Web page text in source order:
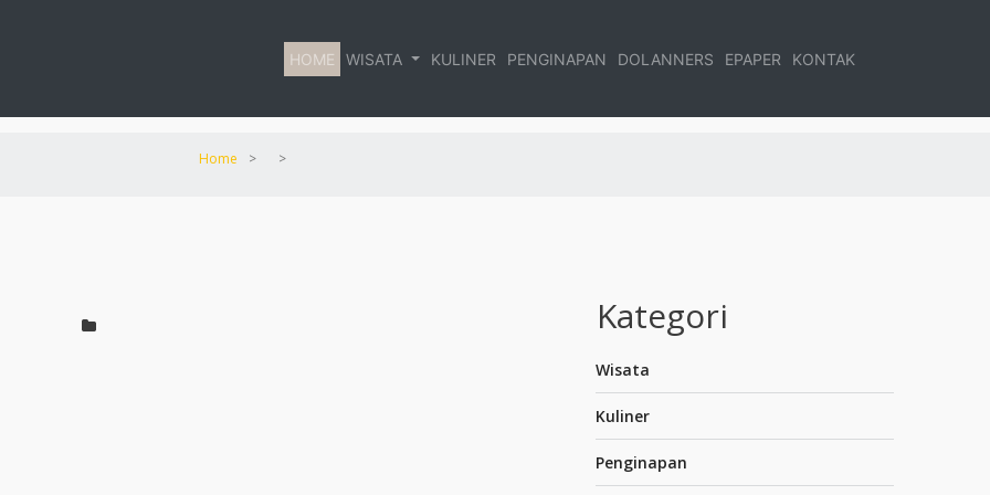
HOME WISATA KULINER PENGINAPAN DOLANNERS EPAPER KONTAK
Home > >
Kategori
Wisata
Kuliner
Penginapan